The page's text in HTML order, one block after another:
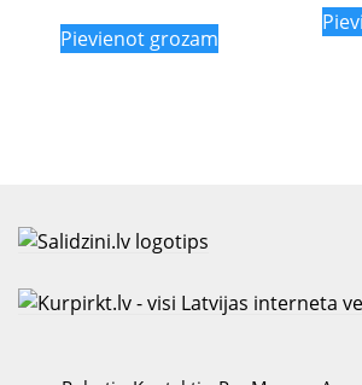
Pievienot grozam